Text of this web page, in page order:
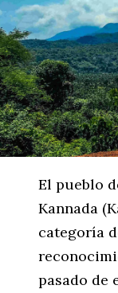
El pueblo
Kannada
categoría
pasado de